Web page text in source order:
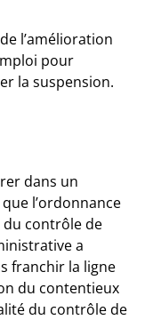
l’amélioration
pour
la suspension.
dans un
l’ordonnance
du contrôle de
a
franchir la ligne
du contentieux
du contrôle de